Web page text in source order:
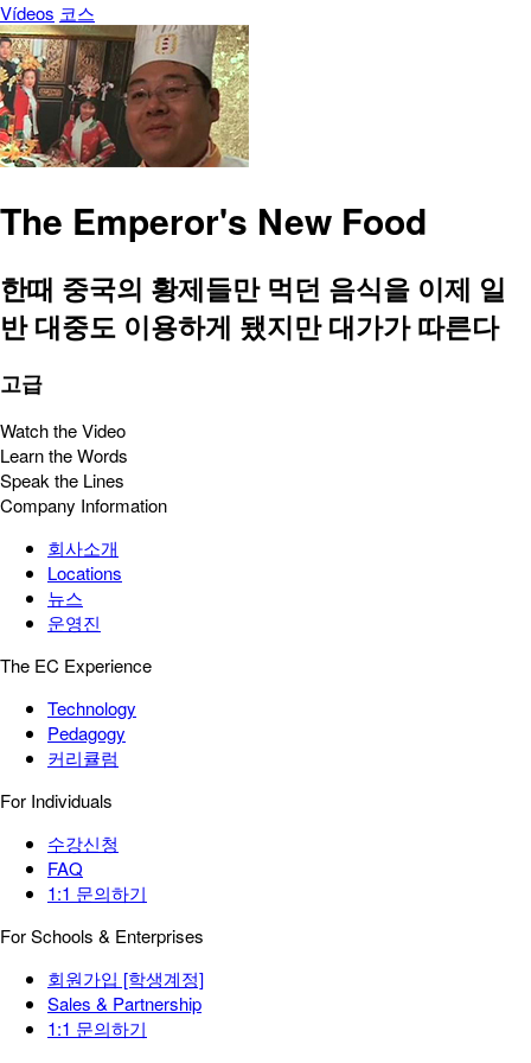
Vídeos 코스
The Emperor's New Food
한때 중국의 황제들만 먹던 음식을 이제 일
반 대중도 이용하게 됐지만 대가가 따른다
고급
Watch the Video
Learn the Words
Speak the Lines
Company Information
회사소개
Locations
뉴스
운영진
The EC Experience
Technology
Pedagogy
커리큘럼
For Individuals
수강신청
FAQ
1:1 문의하기
For Schools & Enterprises
회원가입 [학생계정]
Sales & Partnership
1:1 문의하기